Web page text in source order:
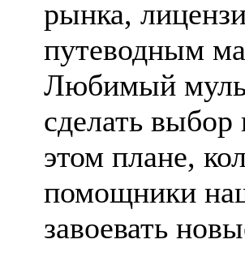
рынка,
путеводным
Любимый
сделать выбор
этом плане,
помощники
завоевать